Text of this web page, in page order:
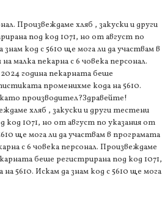
Произвеждаме хляб , закуски и други
под код 1071, но от август по
код с 5610 ще мога ли да участвам в
малка пекарна с 6 човека персонал.
година пекарната беше
променихме кода на 5610.
производител?Здравейте!
хляб , закуски и други тестени
код 1071, но от август по указания от
ще мога ли да участвам в програмата
с 6 човека персонал. Произвеждаме
беше регистрирана под код 1071,
5610. Искам да знам код с 5610 ще мога